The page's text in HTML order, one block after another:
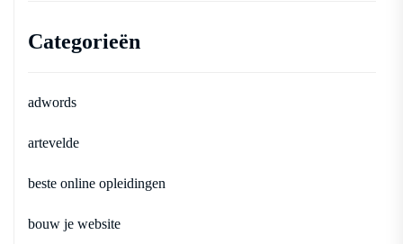
Categorieën
adwords
artevelde
beste online opleidingen
bouw je website